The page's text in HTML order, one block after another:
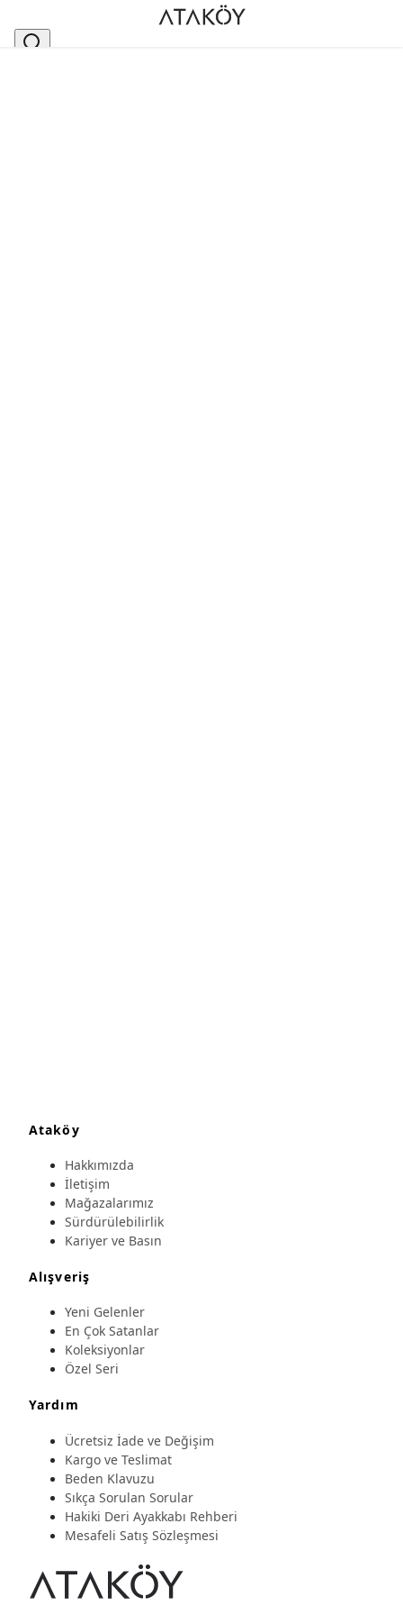
Ataköy
Hakkımızda
İletişim
Mağazalarımız
Sürdürülebilirlik
Kariyer ve Basın
Alışveriş
Yeni Gelenler
En Çok Satanlar
Koleksiyonlar
Özel Seri
Yardım
Ücretsiz İade ve Değişim
Kargo ve Teslimat
Beden Klavuzu
Sıkça Sorulan Sorular
Hakiki Deri Ayakkabı Rehberi
Mesafeli Satış Sözleşmesi